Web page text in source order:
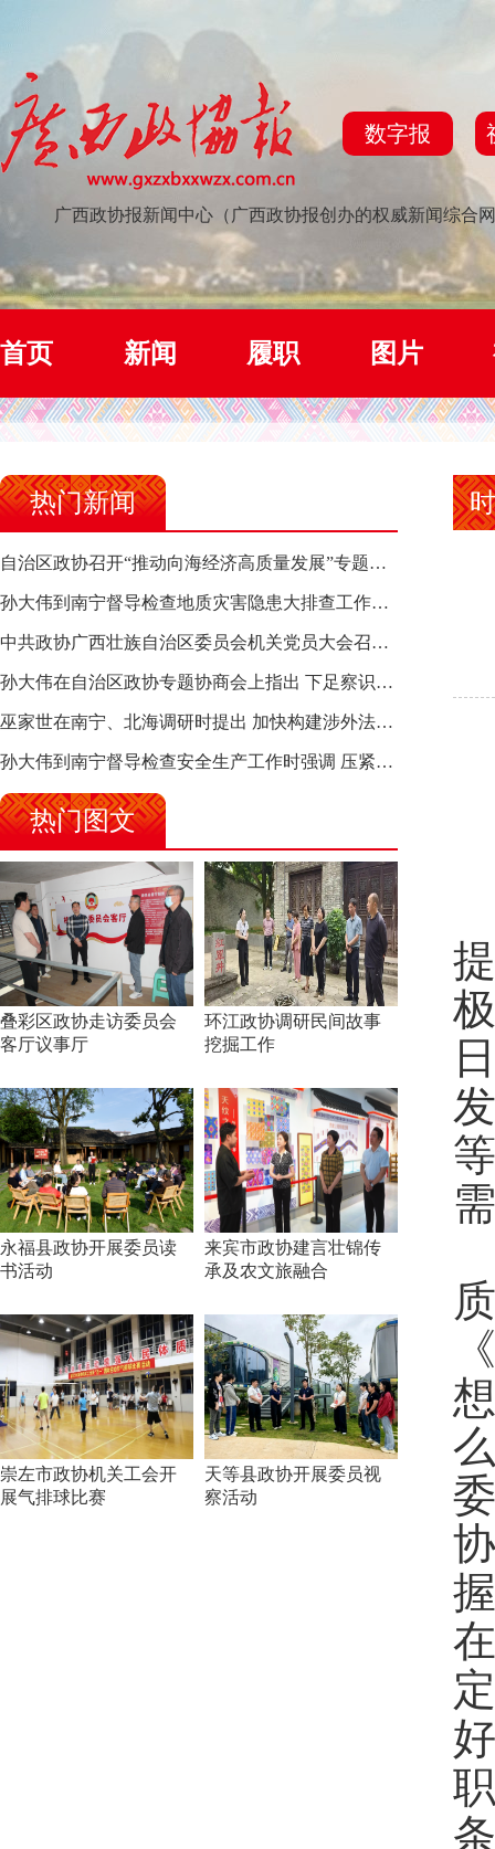
数字报
广西政协报新闻中心（广西政协报创办的权威新闻综合
首页 新闻 履职 图片
热门新闻
自治区政协召开“推动向海经济高质量发展”专题调研座谈会 钱学明出席并讲话
孙大伟到南宁督导检查地质灾害隐患大排查工作时强调 筑牢地质灾害安全防线 全力保障人民群众生命财产安全
中共政协广西壮族自治区委员会机关党员大会召开 选举产生新一届机关党委、机关纪委
孙大伟在自治区政协专题协商会上指出 下足察识谋督之功 恪尽服务大局之责 助推有色金属、关键金属产业高质量发展
巫家世在南宁、北海调研时提出 加快构建涉外法律供给集群 护航向海经济高质量发展
孙大伟到南宁督导检查安全生产工作时强调 压紧压实责任 狠抓隐患整治 坚决筑牢安全生产防线
热门图文
叠彩区政协走访委员会
客厅议事厅
环江政协调研民间故事
挖掘工作
永福县政协开展委员读
书活动
来宾市政协建言壮锦传
承及农文旅融合
崇左市政协机关工会开
展气排球比赛
天等县政协开展委员视
察活动